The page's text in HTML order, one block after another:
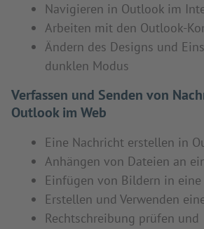
Navigieren in Outlook im
Arbeiten mit den Outlook-
Ändern des Designs und
dunklen Modus
Verfassen und Senden von
Outlook im Web
Eine Nachricht erstellen in
Anhängen von Dateien an
Einfügen von Bildern in
Erstellen und Verwenden
Rechtschreibung prüfen und